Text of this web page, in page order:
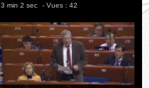
3 min 2 sec - Vues : 42